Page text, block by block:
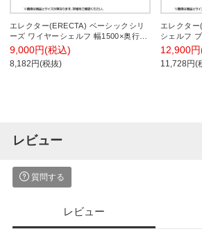
エレクター(ERECTA) ベーシックシリ
ーズ ワイヤーシェルフ 幅1500×奥行
350mm クローム B1460C1
9,000円(税込)
8,182円(税抜)
エレクタ
シェルフ
BSL1848B
12,900
11,728円(
レビュー
質問する
レビュー